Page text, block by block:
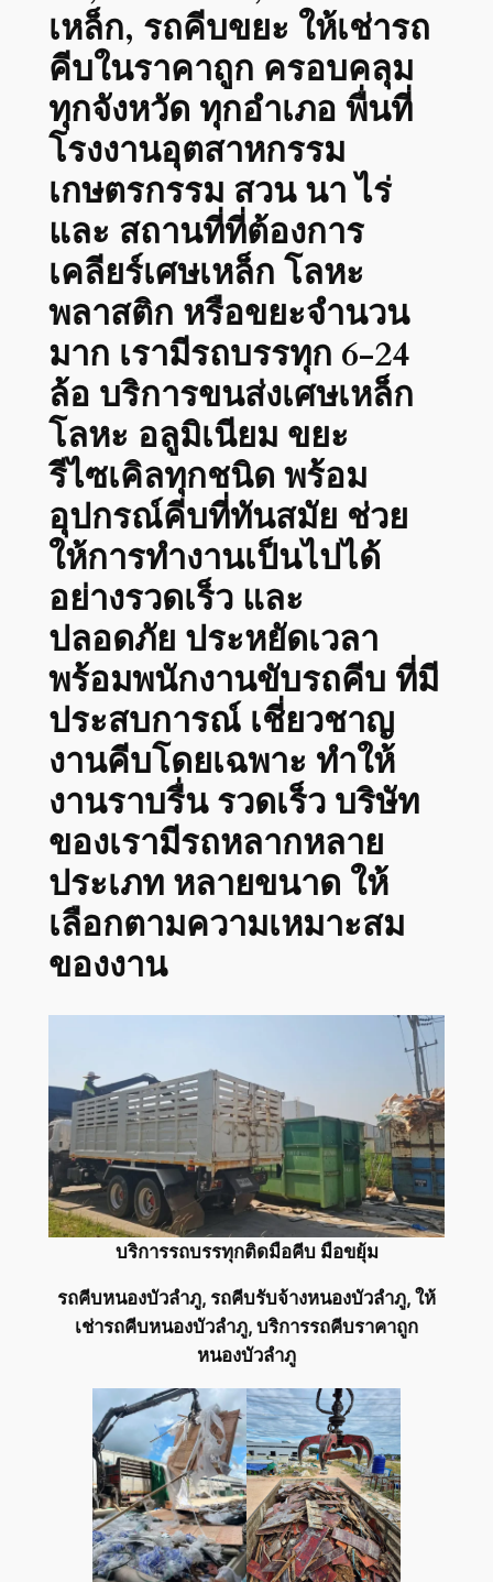
เหล็ก, รถคีบขยะ ให้เช่ารถ
คีบในราคาถูก ครอบคลุม
ทุกจังหวัด ทุกอำเภอ พื่นที่
โรงงานอุตสาหกรรม
เกษตรกรรม สวน นา ไร่
และ สถานที่ที่ต้องการ
เคลียร์เศษเหล็ก โลหะ
พลาสติก หรือขยะจำนวน
มาก เรามีรถบรรทุก 6-24
ล้อ บริการขนส่งเศษเหล็ก
โลหะ อลูมิเนียม ขยะ
รีไซเคิลทุกชนิด พร้อม
อุปกรณ์คีบที่ทันสมัย ช่วย
ให้การทำงานเป็นไปได้
อย่างรวดเร็ว และ
ปลอดภัย ประหยัดเวลา
พร้อมพนักงานขับรถคีบ ที่มี
ประสบการณ์ เชี่ยวชาญ
งานคีบโดยเฉพาะ ทำให้
งานราบรื่น รวดเร็ว บริษัท
ของเรามีรถหลากหลาย
ประเภท หลายขนาด ให้
เลือกตามความเหมาะสม
ของงาน
บริการรถบรรทุกติดมือคีบ มือขยุ้ม
รถคีบหนองบัวลำภู, รถคีบรับจ้างหนองบัวลำภู, ให้
เช่ารถคีบหนองบัวลำภู, บริการรถคีบราคาถูก
หนองบัวลำภู